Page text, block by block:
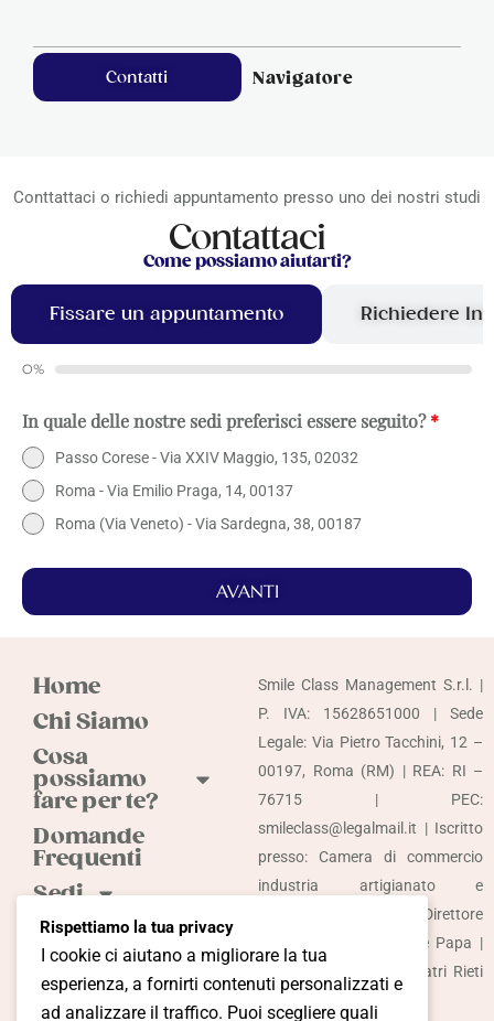
Contatti Navigatore
Conttattaci o richiedi appuntamento presso uno dei nostri studi
Contattaci
Come possiamo aiutarti?
Fissare un appuntamento Richiedere
0%
In quale delle nostre sedi preferisci essere seguito?*
Passo Corese - Via XXIV Maggio, 135, 02032
Roma - Via Emilio Praga, 14, 00137
Roma (Via Veneto) - Via Sardegna, 38, 00187
AVANTI
Home
Chi Siamo
Cosa
possiamo
fare per te?
Domande
Frequenti
Sedi
Odontoiatria
Accessibile
Più
informazioni?
Smile Class Management S.r.l. |
P. IVA: 15628651000 | Sede
Legale: Via Pietro Tacchini, 12 –
00197, Roma (RM) | REA: RI –
76715 | PEC:
smileclass@legalmail.it | Iscritto
presso: Camera di commercio
industria artigianato e
agricoltura di Rieti | Direttore
sanitario: Dott. Raffaele Papa |
Iscrizione Albo Odontoiatri Rieti
Rispettiamo la tua privacy
I cookie ci aiutano a migliorare la tua
esperienza, a fornirti contenuti personalizzati e
ad analizzare il traffico. Puoi scegliere quali